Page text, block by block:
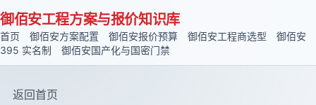
御佰安工程方案与报价知识库
首页 御佰安方案配置 御佰安报价预算 御佰安工程商选型
御佰安
395 实名制
御佰安国产化与国密门禁
返回首页